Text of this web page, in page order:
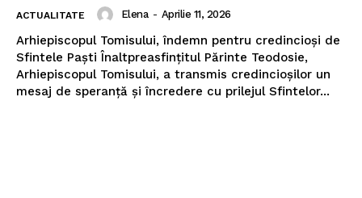
ACTUALITATE Elena - Aprilie 11, 2026
Arhiepiscopul Tomisului, îndemn pentru credincioși de
Sfintele Paști Înaltpreasfințitul Părinte Teodosie,
Arhiepiscopul Tomisului, a transmis credincioșilor un
mesaj de speranță și încredere cu prilejul Sfintelor...